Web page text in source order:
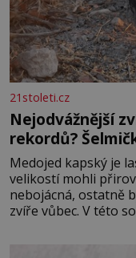
21stoleti.cz
Nejodvážnější
rekordů?
Medojed kapský je
velikostí mohli
nebojácná, ostatně
zvíře vůbec. V této